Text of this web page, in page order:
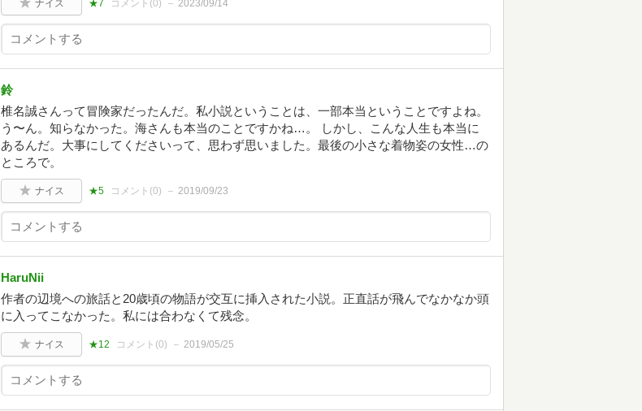
ナイス ★7 コメント(0) 2023/09/14
鈴
椎名誠さんって冒険家だったんだ。私小説ということは、一部本当ということですよね。
う〜ん。知らなかった。海さんも本当のことですかね…。 しかし、こんな人生も本当に
あるんだ。大事にしてくださいって、思わず思いました。最後の小さな着物姿の女性…の
ところで。
ナイス ★5 コメント(0) 2019/09/23
HaruNii
作者の辺境への旅話と20歳頃の物語が交互に挿入された小説。正直話が飛んでなかなか頭
に入ってこなかった。私には合わなくて残念。
ナイス ★12 コメント(0) 2019/05/25